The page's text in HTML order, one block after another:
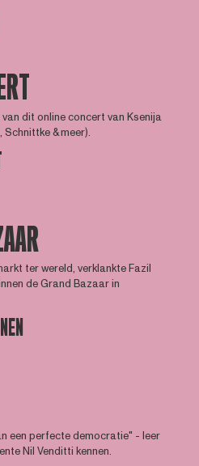
dit online concert van Ksenija
& meer).
ter wereld, verklankte Fazil
de Grand Bazaar in
een perfecte democratie" - leer
Nil Venditti kennen.